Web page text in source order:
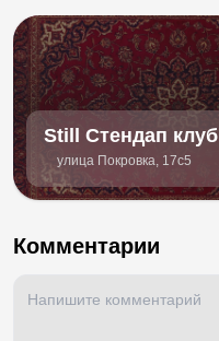
Still Стендап клуб
улица Покровка, 17с5
Комментарии